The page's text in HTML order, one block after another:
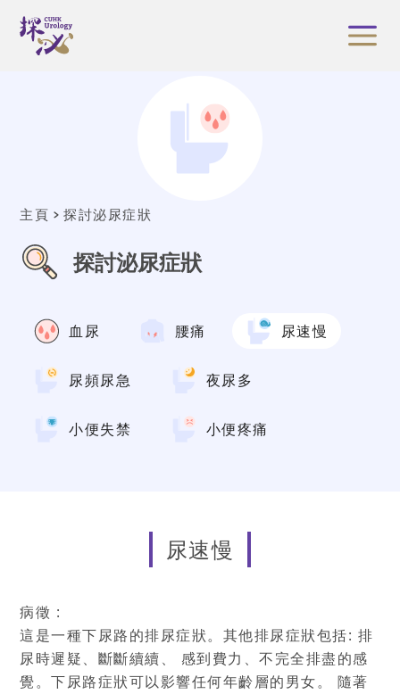
主頁 探討泌尿症狀
探討泌尿症狀
血尿 腰痛 尿速慢
尿頻尿急 夜尿多
小便失禁 小便疼痛
尿速慢
病徵 :
這是一種下尿路的排尿症狀。其他排尿症狀包括: 排
尿時遲疑、斷斷續續、 感到費力、不完全排盡的感
覺。下尿路症狀可以影響任何年齡層的男女。 隨著